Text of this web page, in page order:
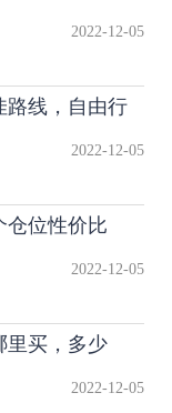
2022-12-05
路线，自由行
2022-12-05
仓位性价比
2022-12-05
里买，多少
2022-12-05